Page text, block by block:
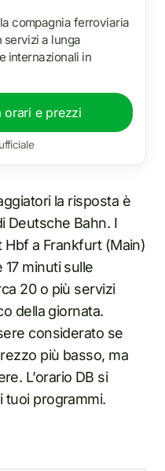
compagnia ferroviaria
servizi a lunga
internazionali in
orari e prezzi
la risposta è
Deutsche Bahn. I
Hbf a Frankfurt (Main)
17 minuti sulle
20 o più servizi
della giornata.
considerato se
più basso, ma
L’orario DB si
tuoi programmi.